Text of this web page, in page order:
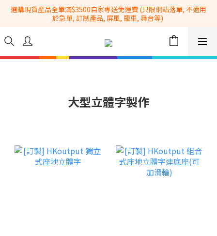
全港No.1一站式設備租售及採購服務供應商
選購現貨產品全單滿$3500自家專送免運費 (只限網站落單, 不適用
於急單, 訂制產品, 屏風, 籠車, 舞台等)
info@hkbasket.com
大型立體字製作